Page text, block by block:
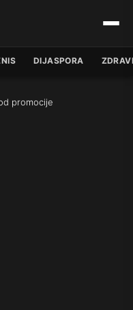
DIJASPORA
promocije